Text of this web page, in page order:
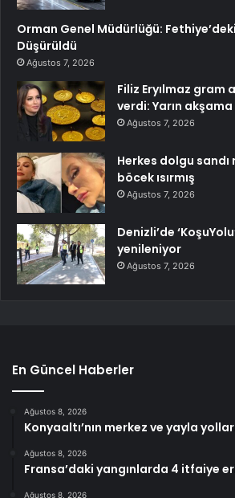
Orman Genel Müdürlüğü: Fethiye’deki
Düşürüldü
Ağustos 7, 2026
Filiz Eryılmaz gram
verdi: Yarın
Ağustos 7, 2026
Herkes dolgu
böcek ısırmış
Ağustos 7, 2026
Denizli’de
yenileniyor
Ağustos 7, 2026
En Güncel Haberler
Ağustos 8, 2026
Konyaaltı’nın merkez ve yayla
Ağustos 8, 2026
Fransa’daki yangınlarda 4 itfaiye
Ağustos 8, 2026